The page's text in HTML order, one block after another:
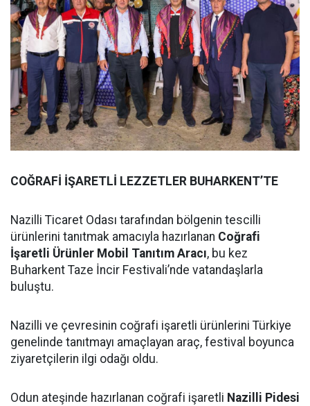
COĞRAFİ İŞARETLİ LEZZETLER BUHARKENT’TE
Nazilli Ticaret Odası tarafından bölgenin tescilli
ürünlerini tanıtmak amacıyla hazırlanan Coğrafi
İşaretli Ürünler Mobil Tanıtım Aracı, bu kez
Buharkent Taze İncir Festivali’nde vatandaşlarla
buluştu.
Nazilli ve çevresinin coğrafi işaretli ürünlerini Türkiye
genelinde tanıtmayı amaçlayan araç, festival boyunca
ziyaretçilerin ilgi odağı oldu.
Odun ateşinde hazırlanan coğrafi işaretli Nazilli Pidesi